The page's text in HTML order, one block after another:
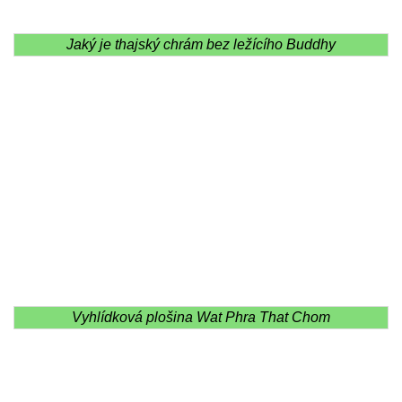
Jaký je thajský chrám bez ležícího Buddhy
Vyhlídková plošina Wat Phra That Chom